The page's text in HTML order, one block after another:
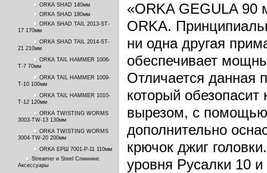
ORKA SHAD 140мм
ORKA SHAD 180мм
ORKA SHAD TAIL 2013-ST-
17 170мм
ORKA SHAD TAIL 2014-ST-
21 210мм
ORKA TAIL HAMMER 1006-
T-7 70мм
ORKA TAIL HAMMER 1009-
T-10 100мм
ORKA TAIL HAMMER 1010-
T-12 120мм
ORKA TWISTING WORMS
3003-TW-13 130мм
ORKA TWISTING WORMS
3004-TW-20 200мм
ORKA ЕРШ 7001-P-11 110мм
Streamer и Steel Спиннинг.
Аксессуары
«ORKA GEGULA 90
ORKA.
ни одна другая
обеспечивает
Отличается данная
который
вырезом, с помощью
дополнительно
крючок джиг
уровня Русалки 10